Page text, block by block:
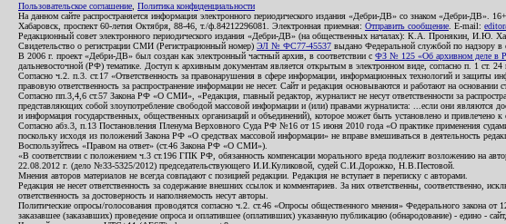
Пользовательское соглашение Политика конфиденциальности
На данном сайте распространяется информация электронного периодического издания «Дебри-ДВ» со знаком «Дебри-
Хабаровск, проспект 60-летия Октября, 88-46, т./ф.84212296081. Электронная приемная: Отправить сообщение . E-mail:
Редакционный совет электронного периодического издания «Дебри-ДВ» (на общественных началах): К.А.
Свидетельство о регистрации СМИ (Регистрационный номер) ЭЛ № ФС77-45537 выдано Федеральной службой по надзору в
В 2006 г. проект «Дебри-ДВ» был создан как электронный частный архив, в соответствии с ФЗ № 125 «Об архивном деле в
дальневосточной (РФ) тематике. Доступ к архивным документам является открытым в электронном виде, согласно п. 1 ст.
Согласно ч.2. п.3. ст.17 «Ответственность за правонарушения в сфере информации, информационных технологий и защиты
правовую ответственность за распространение информации не несет. Сайт и редакция основываются и работают на
Согласно пп.3,4,6 ст.57 Закона РФ «О СМИ», «Редакция, главный редактор, журналист не несут ответственности за
представляющих собой злоупотребление свободой массовой информации и (или) правами журналиста: ...если они являются
и информация государственных, общественных организаций и объединений), которое может быть установлено и привлечено к
Согласно абз.3, п.13 Постановления Пленума Верховного Суда РФ №16 от 15 июня 2010 года «О практике применения
поскольку исходя из положений Закона РФ «О средствах массовой информации» не вправе вмешиваться в деятельность
Воспользуйтесь «Правом на ответ» (ст.46 Закона РФ «О СМИ»).
«В соответствии с положением ч.3 ст.196 ГПК РФ, обязанность компенсации морального вреда подлежит возложению на
22.08.2012 г. (дело №33-5325/2012) председательствующего И.И.Куликовой, судей С.И.Дорожко, Н.В.Пестовой.
Мнения авторов материалов не всегда совпадают с позицией редакции. Редакция не вступает в переписку с авторами.
Редакция не несет ответственность за содержание внешних ссылок и комментариев. За них ответственны,
ответственность за достоверность и наполняемость несут авторы.
Политические опросы/голосования проводятся согласно ч.2. ст.46 «Опросы общественного мнения» Федерального закона
заказавшее (заказавших) проведение опроса и оплатившее (оплативших) указанную публикацию (обнародование) - едино -